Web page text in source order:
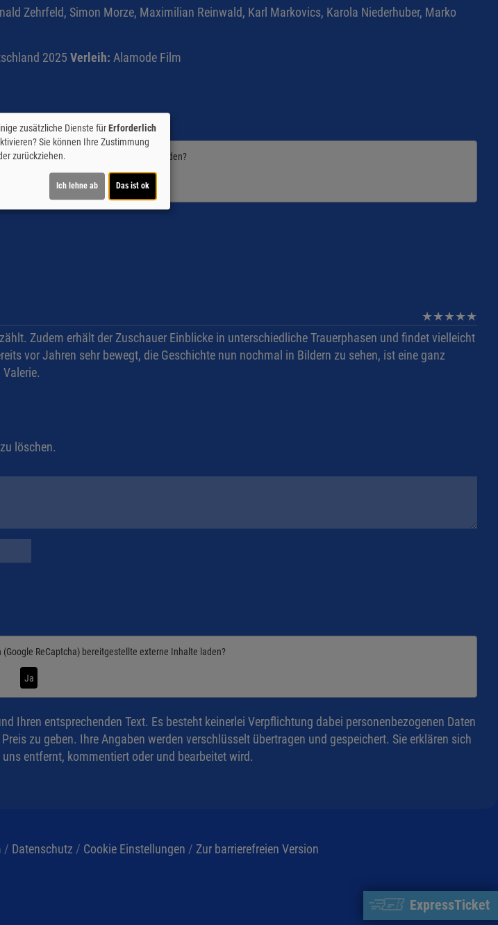
ExpressTicket
Zehrfeld, Simon Morze, Maximilian Reinwald, Karl Markovics, Karola Niederhuber, Marko
2025 Verleih: Alamode Film
ansehen)bereitgestellte externe Inhalte laden?
★★★★★
Zudem erhält der Zuschauer Einblicke in unterschiedliche Trauerphasen und findet vielleicht
vor Jahren sehr bewegt, die Geschichte nun nochmal in Bildern zu sehen, ist eine ganz
löschen.
ReCaptcha) bereitgestellte externe Inhalte laden?
Ja
Ihren entsprechenden Text. Es besteht keinerlei Verpflichtung dabei personenbezogenen Daten
zu geben. Ihre Angaben werden verschlüsselt übertragen und gespeichert. Sie erklären sich
entfernt, kommentiert oder und bearbeitet wird.
/ Datenschutz / Cookie Einstellungen / Zur barrierefreien Version
zusätzliche Dienste fürErforderlich
Sie können Ihre Zustimmung
zurückziehen.
Ich lehne ab Das ist ok